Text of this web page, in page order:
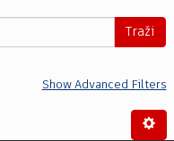
Traži
Show Advanced Filters